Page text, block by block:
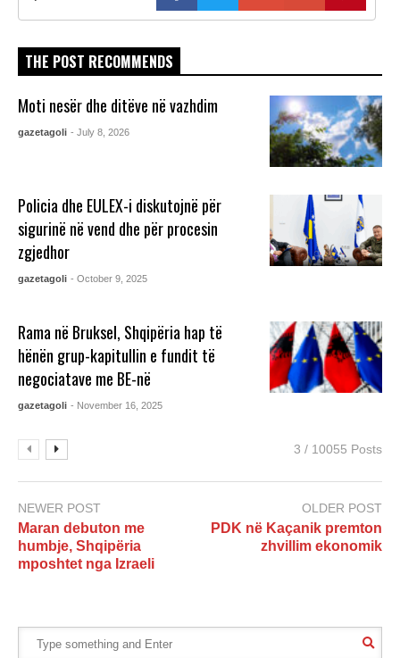
THE POST RECOMMENDS
Moti nesër dhe ditëve në vazhdim
gazetagoli - July 8, 2026
Policia dhe EULEX-i diskutojnë për
sigurinë në vend dhe për procesin
zgjedhor
gazetagoli - October 9, 2025
Rama në Bruksel, Shqipëria hap të
hënën grup-kapitullin e fundit të
negociatave me BE-në
gazetagoli - November 16, 2025
3 / 10055 Posts
NEWER POST
Maran debuton me
humbje, Shqipëria
mposhtet nga Izraeli
OLDER POST
PDK në Kaçanik premton
zhvillim ekonomik